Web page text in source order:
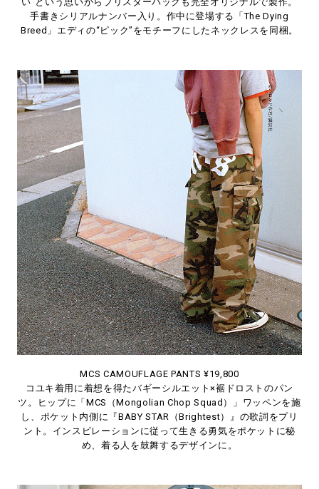
手書きシリアルナンバー入り。作中に登場する「The Dying
Breed」エディの“ピック”をモチーフにしたネックレスを同梱。
MCS CAMOUFLAGE PANTS ¥19,800
コユキ着用に着想を得たバギーシルエット×裾ドロストのパン
ツ。ヒップに「MCS（Mongolian Chop Squad）」ワッペンを施
し、ポケット内側に『BABY STAR（Brightest）』の歌詞をプリ
ント。インスピレーションに従って生きる勇気をポケットに秘
め、着る人を鼓舞するデザインに。